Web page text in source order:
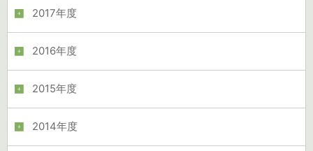
2017年度
2016年度
2015年度
2014年度